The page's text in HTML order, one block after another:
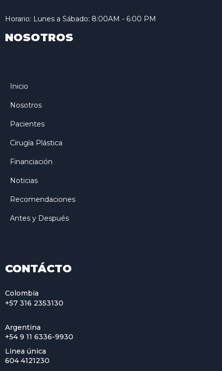
Horario: Lunes a Sábado: 8:00AM - 6:00 PM
NOSOTROS
Inicio
Nosotros
Pacientes
Cirugía Plástica
Financiación
Noticias
Recomendaciones
Antes y Después
CONTÁCTO
Colombia
+57 316 2353130
Argentina
+54 9 11 6336-9930
Linea única
604 4121230